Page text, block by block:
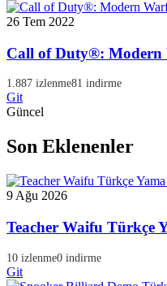
26 Tem 2022
Call of Duty®: Modern
1.887 izlenme81 indirme
Git
Güncel
Son Eklenenler
9 Ağu 2026
Teacher Waifu Türkçe
10 izlenme0 indirme
Git